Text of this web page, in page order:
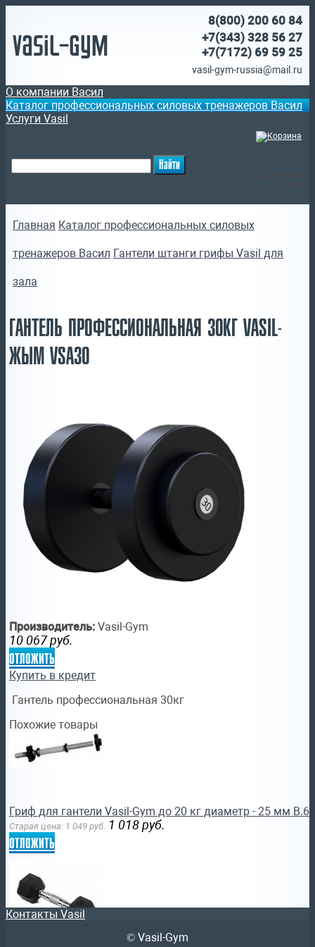
Vasil-Gym
8(800) 200 60 84
+7(343) 328 56 27
+7(7172) 69 59 25
vasil-gym-russia@mail.ru
О компании Васил
Каталог профессиональных силовых тренажеров Васил
Услуги Vasil
Главная Каталог профессиональных силовых
тренажеров Васил Гантели штанги грифы Vasil для
зала
ГАНТЕЛЬ ПРОФЕССИОНАЛЬНАЯ 30КГ VASIL-
ЖЫМ VSA30
Производитель: Vasil-Gym
10 067 руб.
отложить
Купить в кредит
Гантель профессиональная 30кг
Похожие товары
Гриф для гантели Vasil-Gym до 20 кг диаметр - 25 мм
Старая цена: 1 049 руб. 1 018 руб.
отложить
Гантель гексагональная обрезиненная Vasil Gym Lite
Контакты Vasil
© Vasil-Gym